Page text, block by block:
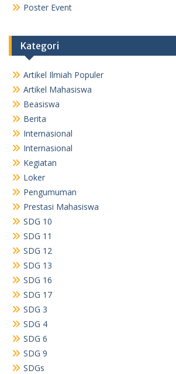
Poster Event
Kategori
Artikel Ilmiah Populer
Artikel Mahasiswa
Beasiswa
Berita
Internasional
Internasional
Kegiatan
Loker
Pengumuman
Prestasi Mahasiswa
SDG 10
SDG 11
SDG 12
SDG 13
SDG 16
SDG 17
SDG 3
SDG 4
SDG 6
SDG 9
SDGs